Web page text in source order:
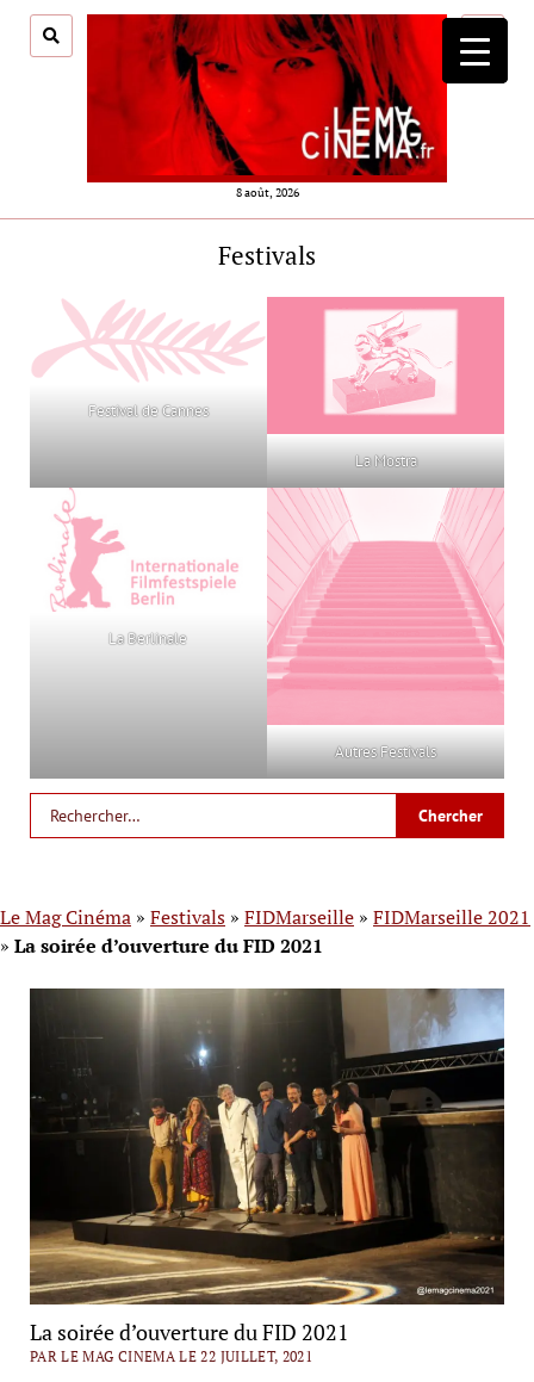
8 août, 2026
menu
Festivals
Festival de Cannes
La Mostra
La Berlinale
Autres Festivals
Le Mag Cinéma » Festivals » FIDMarseille » FIDMarseille 2021
» La soirée d’ouverture du FID 2021
La soirée d’ouverture du FID 2021
PAR LE MAG CINEMA LE 22 JUILLET, 2021